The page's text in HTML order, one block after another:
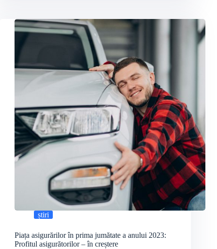
știri
Piața asigurărilor în prima jumătate a anului 2023:
Profitul asigurătorilor – în creștere